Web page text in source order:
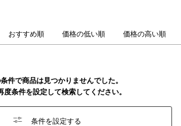
おすすめ順 価格の低い順 価格の高い順
件で商品は見つかりませんでした。
度条件を設定して検索してください。
条件を設定する